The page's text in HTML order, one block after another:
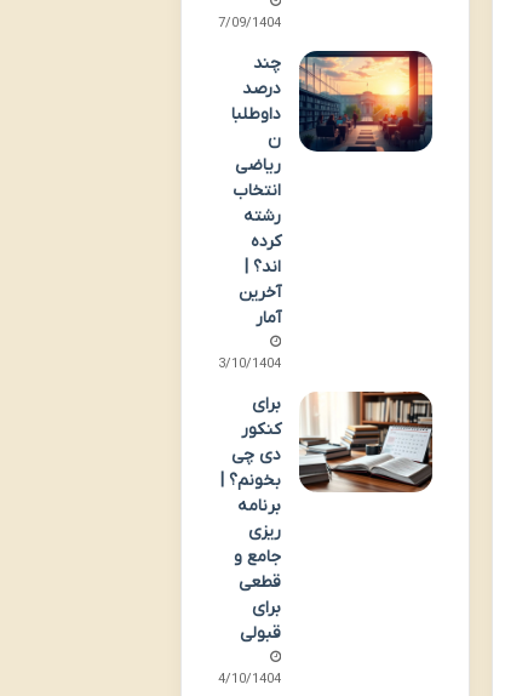
17/09/1404
چند
درصد
داوطلبا
ن
ریاضی
انتخاب
رشته
کرده
اند؟ |
آخرین
آمار
13/10/1404
برای
کنکور
دی چی
بخونم؟ |
برنامه
ریزی
جامع و
قطعی
برای
قبولی
14/10/1404